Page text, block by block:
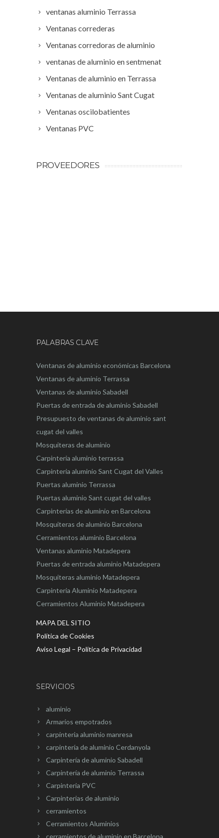
ventanas aluminio Terrassa
Ventanas correderas
Ventanas corredoras de aluminio
ventanas de aluminio en sentmenat
Ventanas de aluminio en Terrassa
Ventanas de aluminio Sant Cugat
Ventanas oscilobatientes
Ventanas PVC
PROVEEDORES
PALABRAS CLAVE
Ventanas de aluminio económicas Barcelona
Ventanas de aluminio Terrassa
Ventanas de aluminio Sabadell
Puertas de entrada de aluminio Sabadell
Presupuesto de ventanas de aluminio sant
cugat del valles
Mosquiteras de aluminio
Carpinteria aluminio terrassa
Carpinteria aluminio Sant Cugat del Valles
Puertas aluminio Terrassa
Puertas aluminio Sant cugat del valles
Carpinterias de aluminio en Barcelona
Mosquiteras de aluminio Barcelona
Cerramientos aluminio Barcelona
Ventanas aluminio Matadepera
Puertas de entrada aluminio Matadepera
Mosquiteras aluminio Matadepera
Carpinteria Aluminio Matadepera
Cerramientos Aluminio Matadepera
MAPA DEL SITIO
Política de Cookies
Aviso Legal – Política de Privacidad
SERVICIOS
aluminio
Armarios empotrados
carpínteria aluminio manresa
carpintería de aluminio Cerdanyola
Carpintería de aluminio Sabadell
Carpintería de aluminio Terrassa
Carpinteria PVC
Carpinterias de aluminio
cerramientos
Cerramientos Aluminios
cerramientos de aluminio en Barcelona